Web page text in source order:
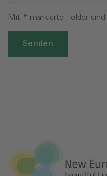
Mit * markierte Felder
Senden